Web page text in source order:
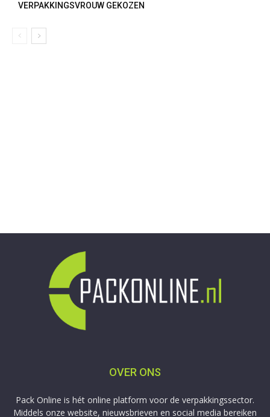
VERPAKKINGSVROUW GEKOZEN
OVER ONS
Pack Online is hét online platform voor de verpakkingssector.
Middels onze website, nieuwsbrieven en social media bereiken